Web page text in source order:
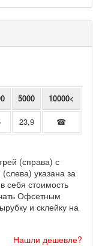
5000 10000<
23,9 ☎
(справа) с
указана за
себя стоимость
Офсетным
и склейку на
Нашли дешевле?